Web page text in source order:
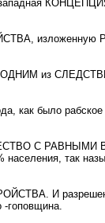
ОДНИМ из
как было
С
так
И